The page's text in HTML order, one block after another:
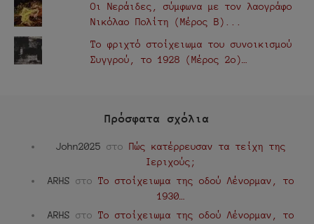
Οι Νεράιδες, σύμφωνα με τον λαογράφο
Νικόλαο Πολίτη (Μέρος Β)...
Το φριχτό στοίχειωμα του συνοικισμού
Συγγρού, το 1928 (Μέρος 2ο)…
Πρόσφατα σχόλια
John2025 στο Πώς κατέρρευσαν τα τείχη της
Ιεριχούς;
ARHS στο Το στοίχειωμα της οδού Λένορμαν, το
1930…
ARHS στο Το στοίχειωμα της οδού Λένορμαν, το